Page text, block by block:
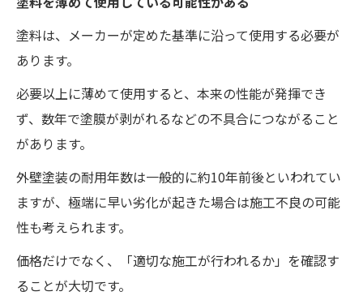
塗料は、メーカーが定めた基準に沿って使用する必要が
あります。
必要以上に薄めて使用すると、本来の性能が発揮でき
ず、数年で塗膜が剥がれるなどの不具合につながること
があります。
外壁塗装の耐用年数は一般的に約10年前後といわれてい
ますが、極端に早い劣化が起きた場合は施工不良の可能
性も考えられます。
価格だけでなく、「適切な施工が行われるか」を確認す
ることが大切です。